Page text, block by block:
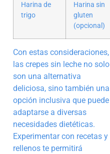
Harina de
trigo
Harina sin
gluten
(opcional)
Con estas consideraciones,
las crepes sin leche no solo
son una alternativa
deliciosa, sino también una
opción inclusiva que puede
adaptarse a diversas
necesidades dietéticas.
Experimentar con recetas y
rellenos te permitirá